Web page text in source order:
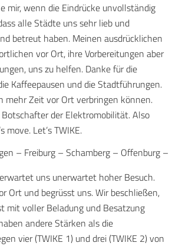
mir, wenn die Eindrücke unvollständig
alle Städte uns sehr lieb und
betreut haben. Meinen ausdrücklichen
vor Ort, ihre Vorbereitungen aber
uns zu helfen. Danke für die
Kaffeepausen und die Stadtführungen.
mehr Zeit vor Ort verbringen können.
der Elektromobilität. Also
move. Let’s TWIKE.
– Freiburg – Schamberg – Offenburg –
uns unerwartet hoher Besuch.
Ort und begrüsst uns. Wir beschließen,
mit voller Beladung und Besatzung
andere Stärken als die
vier (TWIKE 1) und drei (TWIKE 2) von